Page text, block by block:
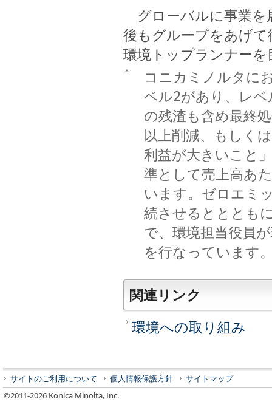
グローバルに事業を
後もグループをあげ
環境トップランナー
＊
コニカミノルタに
ベル2があり、レベ
の残渣も含め最終
以上削減、もしく
利益が大きいこと
準として売上高あ
います。ゼロエミ
続させるとととも
で、環境担当役員
を行なっています
関連リンク
環境への取り組み
サイトのご利用について 個人情報保護方針
サイトマップ
©2011-2026 Konica Minolta, Inc.